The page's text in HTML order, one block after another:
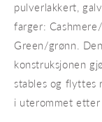
pulverlakkert,
farger:
Green/grønn.
konstruksjonen
stables og flyttes
i uterommet etter